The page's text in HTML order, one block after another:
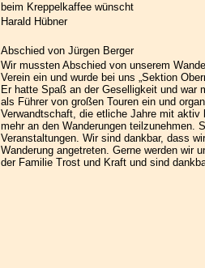
beim Kreppelkaffee wünscht
Harald Hübner
Abschied von Jürgen Berger
Wir mussten Abschied von unserem
Verein ein und wurde bei uns „Sektion
Er hatte Spaß an der Geselligkeit und war
als Führer von großen Touren ein und
Verwandtschaft, die etliche Jahre mit
mehr an den Wanderungen teilzunehmen.
Veranstaltungen. Wir sind dankbar, dass
Wanderung angetreten. Gerne werden wir
der Familie Trost und Kraft und sind